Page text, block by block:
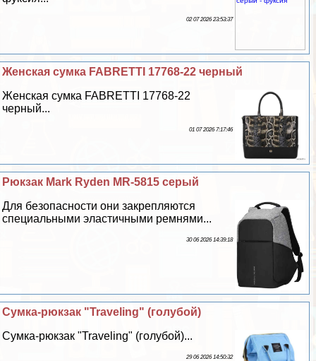
02 07 2026 23:53:37
Женская сумка FABRETTI 17768-22 черный
Женская сумка FABRETTI 17768-22
черный...
01 07 2026 7:17:46
Рюкзак Mark Ryden MR-5815 серый
Для безопасности они закрепляются
специальными эластичными ремнями...
30 06 2026 14:39:18
Сумка-рюкзак "Traveling" (гoлyбой)
Сумка-рюкзак "Traveling" (гoлyбой)...
29 06 2026 14:50:32